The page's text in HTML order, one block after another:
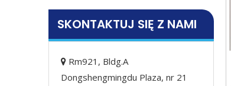
SKONTAKTUJ SIĘ Z NAMI
 Rm921, Bldg.A
Dongshengmingdu Plaza, nr 21